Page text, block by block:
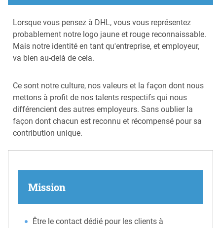
​​Lorsque vous pensez à DHL, vous vous représentez
probablement notre logo jaune et rouge reconnaissable.
Mais notre identité en tant qu'entreprise, et employeur,
va bien au-delà de cela.
Ce sont notre culture, nos valeurs et la façon dont nous
mettons à profit de nos talents respectifs qui nous
différencient des autres employeurs. Sans oublier la
façon dont chacun est reconnu et récompensé pour sa
contribution unique.
Mission
Être le contact dédié pour les clients à